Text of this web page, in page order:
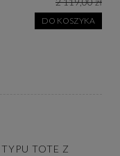
DO KOSZYKA
TOTE Z